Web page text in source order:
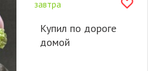
завтра
Купил по дороге
домой